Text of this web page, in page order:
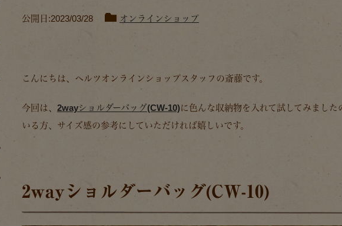
公開日:2023/03/28 オンラインショップ
こんにちは、ヘルツオンラインショップスタッフの斎藤です。
今回は、 2wayショルダーバッグ(CW-10)に色んな収納物を入れて試してみました
いる方、サイズ感の参考にしていただければ嬉しいです。
2wayショルダーバッグ(CW-10)